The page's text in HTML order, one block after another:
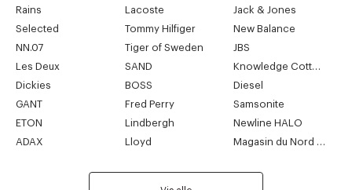
Rains
Lacoste
Jack & Jones
Selected
Tommy Hilfiger
New Balance
NN.07
Tiger of Sweden
JBS
Les Deux
SAND
Knowledge Cotton Apparel
Dickies
BOSS
Diesel
GANT
Fred Perry
Samsonite
ETON
Lindbergh
Newline HALO
ADAX
Lloyd Magasin du Nord Collection